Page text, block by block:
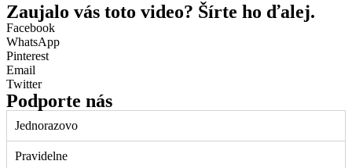
Zaujalo vás toto video? Šírte ho ďalej.
Facebook
WhatsApp
Pinterest
Email
Twitter
Podporte nás
Jednorazovo
Pravidelne